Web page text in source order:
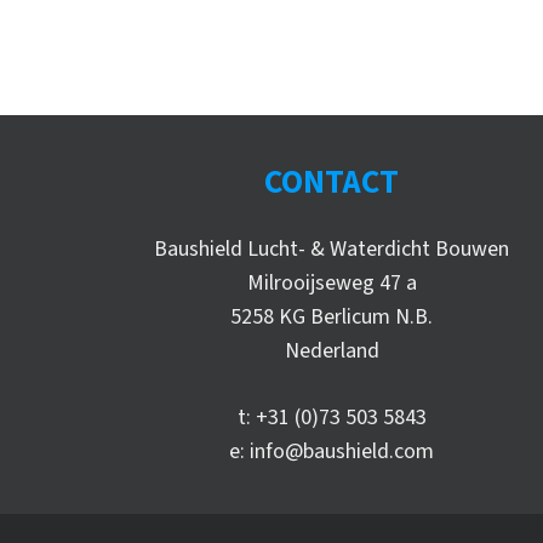
CONTACT
Baushield Lucht- & Waterdicht Bouwen
Milrooijseweg 47 a
5258 KG Berlicum N.B.
Nederland
t: +31 (0)73 503 5843
e: info@baushield.com